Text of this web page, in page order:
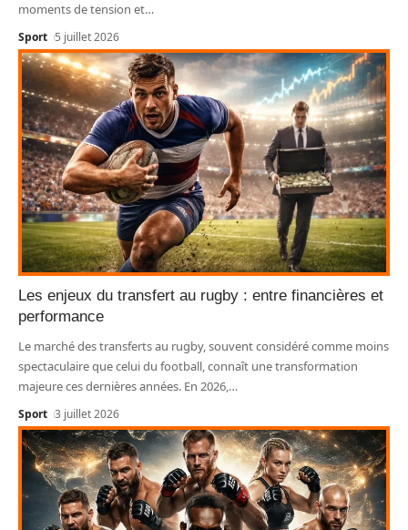
moments de tension et…
Sport 5 juillet 2026
Les enjeux du transfert au rugby : entre financières et
performance
Le marché des transferts au rugby, souvent considéré comme moins
spectaculaire que celui du football, connaît une transformation
majeure ces dernières années. En 2026,…
Sport 3 juillet 2026